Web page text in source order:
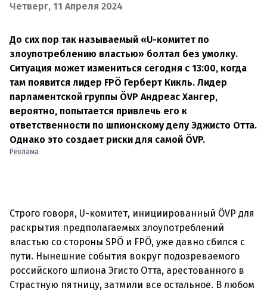
Четверг, 11 Апреля 2024
До сих пор так называемый «U-комитет по
злоупотреблению властью» болтал без умолку.
Ситуация может измениться сегодня с 13:00, когда
там появится лидер FPÖ Герберт Кикль. Лидер
парламентской группы ÖVP Андреас Хангер,
вероятно, попытается привлечь его к
ответственности по шпионскому делу Эджисто Отта.
Однако это создает риски для самой ÖVP.
Реклама
Строго говоря, U-комитет, инициированный ÖVP для
раскрытия предполагаемых злоупотреблений
властью со стороны SPÖ и FPÖ, уже давно сбился с
пути. Нынешние события вокруг подозреваемого
российского шпиона Эгисто Отта, арестованного в
Страстную пятницу, затмили все остальное. В любом